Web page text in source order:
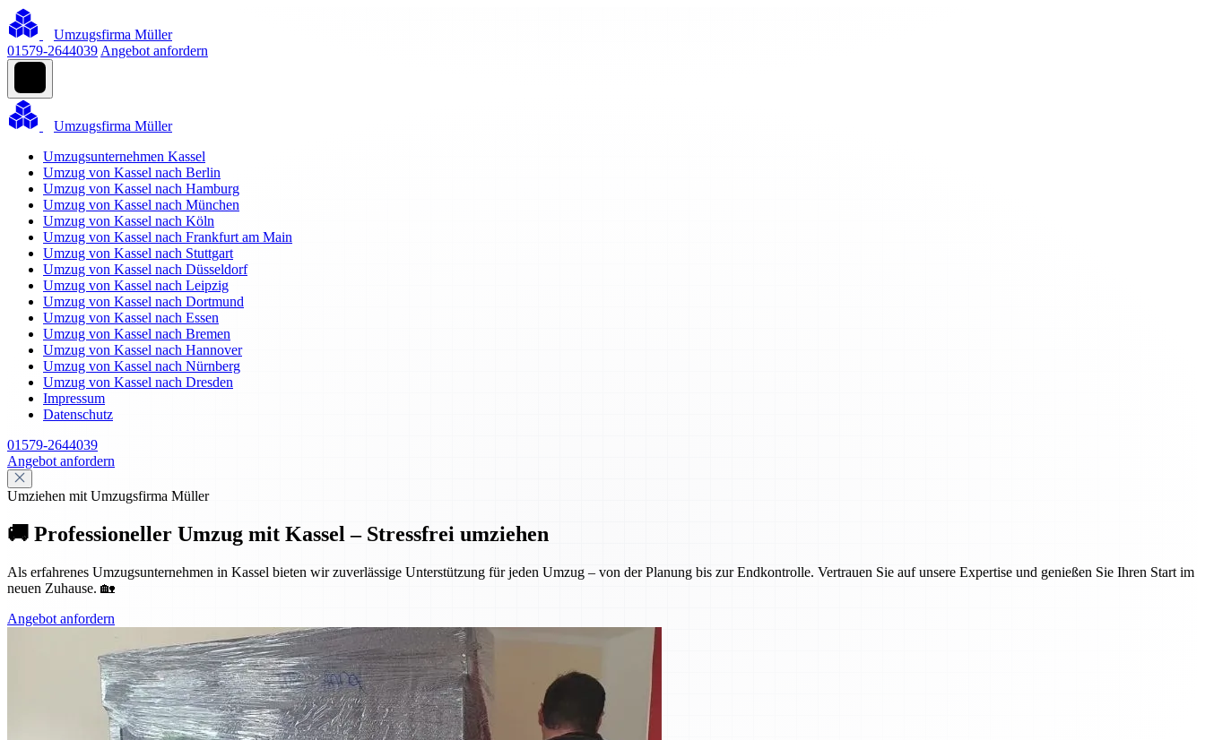
Umzugsfirma Müller
01579-2644039 Angebot anfordern
Umzugsfirma Müller
Umzugsunternehmen Kassel
Umzug von Kassel nach Berlin
Umzug von Kassel nach Hamburg
Umzug von Kassel nach München
Umzug von Kassel nach Köln
Umzug von Kassel nach Frankfurt am Main
Umzug von Kassel nach Stuttgart
Umzug von Kassel nach Düsseldorf
Umzug von Kassel nach Leipzig
Umzug von Kassel nach Dortmund
Umzug von Kassel nach Essen
Umzug von Kassel nach Bremen
Umzug von Kassel nach Hannover
Umzug von Kassel nach Nürnberg
Umzug von Kassel nach Dresden
Impressum
Datenschutz
01579-2644039
Angebot anfordern
Umziehen mit Umzugsfirma Müller
🚚 Professioneller Umzug mit Kassel – Stressfrei umziehen
Als erfahrenes Umzugsunternehmen in Kassel bieten wir zuverlässige Unterstützung für jeden Umzug – von der Planung bis zur Endkontrolle. Vertrauen Sie auf unsere Expertise und genießen Sie Ihren Start im
neuen Zuhause. 🏡
Angebot anfordern